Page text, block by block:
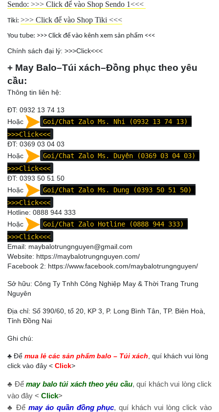
Sendo: >>> Click để vào Shop Sendo 1 <<<
Tiki: >>> Click để vào Shop Tiki <<<
You tube: >>> Click để vào kênh xem sản phẩm <<<
Chính sách đại lý: >>>Click<<<
+ May Balo–Túi xách–Đồng phục theo yêu
cầu:
Thông tin liên hệ:
ĐT: 0932 13 74 13
Hoặc
Goi/Chat Zalo Ms. Nhi (0932 13 74 13)
>>>Click<<<
ĐT: 0369 03 04 03
Hoặc
Goi/Chat Zalo Ms. Duyên (0369 03 04 03)
>>>Click<<<
ĐT: 0393 50 51 50
Hoặc
Goi/Chat Zalo Ms. Dung (0393 50 51 50)
>>>Click<<<
Hotline: 0888 944 333
Hoặc
Goi/Chat Zalo Hotline (0888 944 333)
>>>Click<<<
Email: maybalotrungnguyen@gmail.com
Website: https://maybalotrungnguyen.com/
Facebook 2: https://www.facebook.com/maybalotrungnguyen/
Sở hữu: Công Ty Tnhh Công Nghiệp May & Thời Trang Trung
Nguyên
Địa chỉ: Số 390/60, tổ 20, KP 3, P. Long Bình Tân, TP. Biên Hoà,
Tỉnh Đồng Nai
Ghi chú:
♣ Để mua lẻ các sản phẩm balo – Túi xách , quí khách vui lòng
click vào đây < Click>
♣ Đểmay balo túi xách theo yêu cầu, quí khách vui lòng click
vào đây < Click>
♣ Để may áo quần đồng phục, quí khách vui lòng click vào